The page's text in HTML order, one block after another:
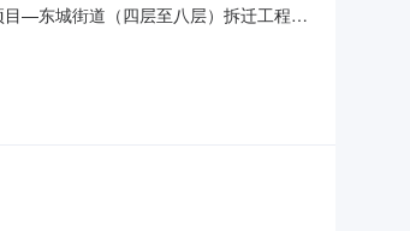
—东城街道（四层至八层）拆迁工程
期120日历天建造师姓名李青峰注册级